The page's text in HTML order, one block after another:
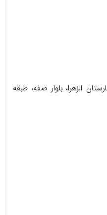
الزهرا، بلوار صفه، طبقه